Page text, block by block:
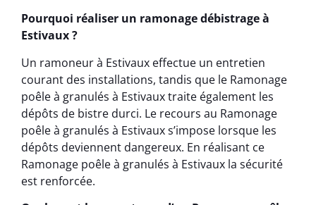
Pourquoi réaliser un ramonage débistrage à
Estivaux ?
Un ramoneur à Estivaux effectue un entretien
courant des installations, tandis que le Ramonage
poêle à granulés à Estivaux traite également les
dépôts de bistre durci. Le recours au Ramonage
poêle à granulés à Estivaux s’impose lorsque les
dépôts deviennent dangereux. En réalisant ce
Ramonage poêle à granulés à Estivaux la sécurité
est renforcée.